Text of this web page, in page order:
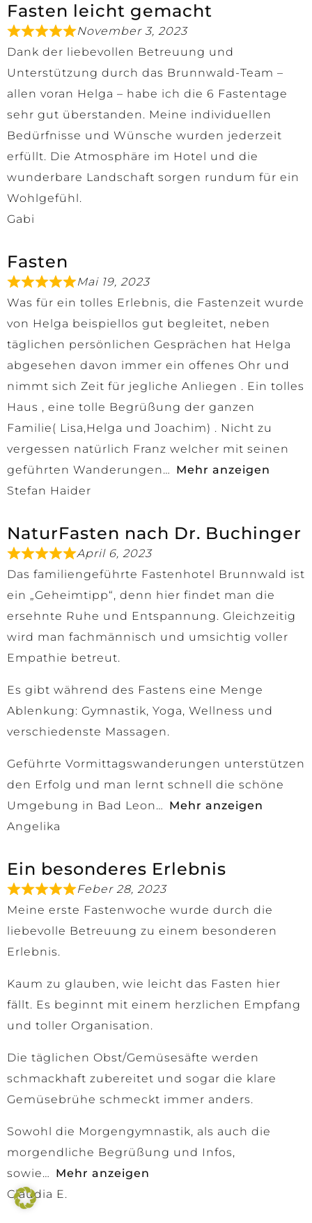
Fasten leicht gemacht
November 3, 2023
Dank der liebevollen Betreuung und
Unterstützung durch das Brunnwald-Team –
allen voran Helga – habe ich die 6 Fastentage
sehr gut überstanden. Meine individuellen
Bedürfnisse und Wünsche wurden jederzeit
erfüllt. Die Atmosphäre im Hotel und die
wunderbare Landschaft sorgen rundum für ein
Wohlgefühl.
Gabi
Fasten
Mai 19, 2023
Was für ein tolles Erlebnis, die Fastenzeit wurde
von Helga beispiellos gut begleitet, neben
täglichen persönlichen Gesprächen hat Helga
abgesehen davon immer ein offenes Ohr und
nimmt sich Zeit für jegliche Anliegen . Ein tolles
Haus , eine tolle Begrüßung der ganzen
Familie( Lisa,Helga und Joachim) . Nicht zu
vergessen natürlich Franz welcher mit seinen
geführten Wanderungen
Mehr anzeigen
Stefan Haider
NaturFasten nach Dr. Buchinger
April 6, 2023
Das familiengeführte Fastenhotel Brunnwald ist
ein „Geheimtipp“, denn hier findet man die
ersehnte Ruhe und Entspannung. Gleichzeitig
wird man fachmännisch und umsichtig voller
Empathie betreut.
Es gibt während des Fastens eine Menge
Ablenkung: Gymnastik, Yoga, Wellness und
verschiedenste Massagen.
Geführte Vormittagswanderungen unterstützen
den Erfolg und man lernt schnell die schöne
Umgebung in Bad Leon
Mehr anzeigen
Angelika
Ein besonderes Erlebnis
Feber 28, 2023
Meine erste Fastenwoche wurde durch die
liebevolle Betreuung zu einem besonderen
Erlebnis.
Kaum zu glauben, wie leicht das Fasten hier
fällt. Es beginnt mit einem herzlichen Empfang
und toller Organisation.
Die täglichen Obst/Gemüsesäfte werden
schmackhaft zubereitet und sogar die klare
Gemüsebrühe schmeckt immer anders.
Sowohl die Morgengymnastik, als auch die
morgendliche Begrüßung und Infos,
sowie
Mehr anzeigen
Claudia E.